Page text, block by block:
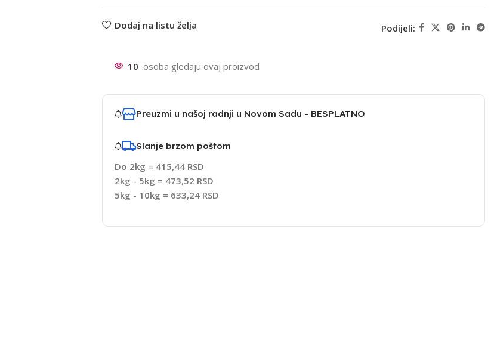
Dodaj na listu želja Podijeli:
10 osoba gledaju ovaj proizvod
Preuzmi u našoj radnji u Novom Sadu - BESPLATNO
Slanje brzom poštom
Do 2kg = 415,44 RSD
2kg - 5kg = 473,52 RSD
5kg - 10kg = 633,24 RSD